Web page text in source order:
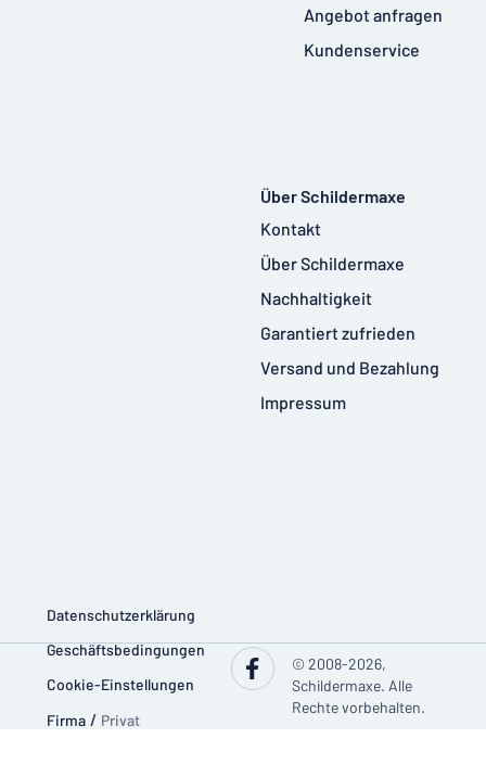
Angebot anfragen
Kundenservice
Über Schildermaxe
Kontakt
Über Schildermaxe
Nachhaltigkeit
Garantiert zufrieden
Versand und Bezahlung
Impressum
Datenschutzerklärung
Geschäftsbedingungen
Cookie-Einstellungen
Firma / Privat
© 2008-2026,
Schildermaxe. Alle
Rechte vorbehalten.